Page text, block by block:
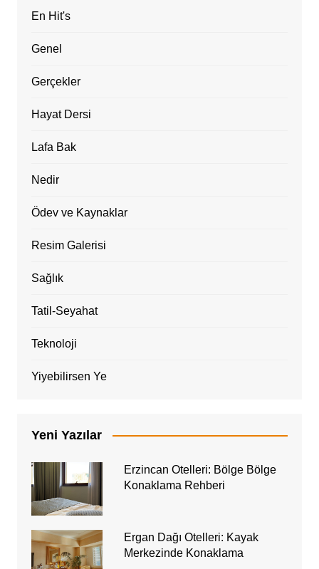
En Hit's
Genel
Gerçekler
Hayat Dersi
Lafa Bak
Nedir
Ödev ve Kaynaklar
Resim Galerisi
Sağlık
Tatil-Seyahat
Teknoloji
Yiyebilirsen Ye
Yeni Yazılar
Erzincan Otelleri: Bölge Bölge
Konaklama Rehberi
Ergan Dağı Otelleri: Kayak
Merkezinde Konaklama